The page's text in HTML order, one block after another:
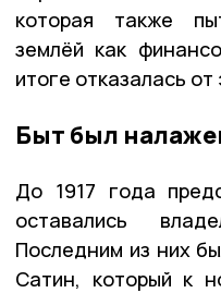
которая также
землёй как
итоге отказалась
Быт был
До 1917 года
оставались
Последним из них
Сатин, который к